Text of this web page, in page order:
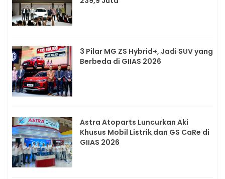
3 Pilar MG ZS Hybrid+, Jadi SUV yang
Berbeda di GIIAS 2026
Astra Atoparts Luncurkan Aki
Khusus Mobil Listrik dan GS CaRe di
GIIAS 2026